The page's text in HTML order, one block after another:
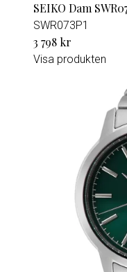
SEIKO Dam
SWR073P1
3 798 kr
Visa produkten